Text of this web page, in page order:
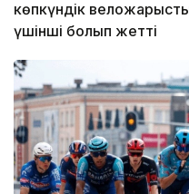
көпкүндік
үшінші болып жетті